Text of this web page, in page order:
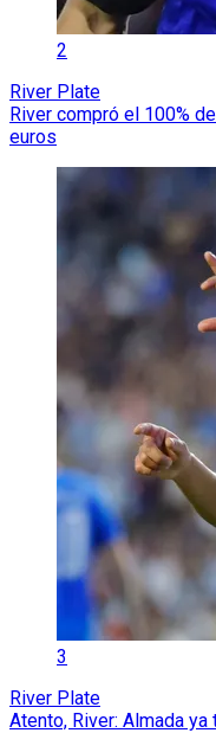
2
River Plate
River compró el 100%
euros
3
River Plate
Atento, River: Almada